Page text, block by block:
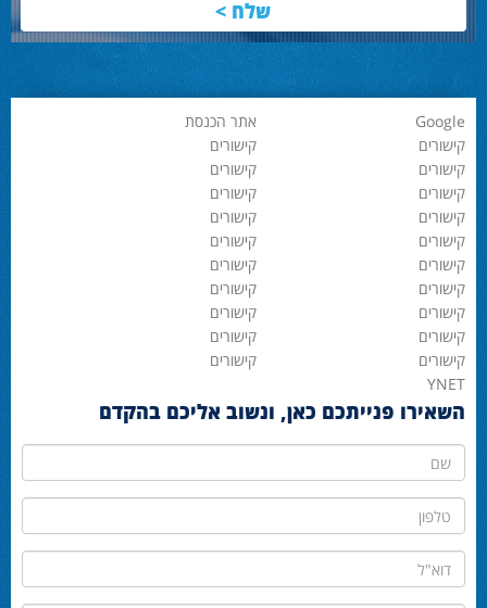
Google אתר הכנסת
YNET
קישורים קישורים
קישורים קישורים
קישורים קישורים
קישורים קישורים
קישורים קישורים
קישורים קישורים
קישורים קישורים
קישורים קישורים
קישורים קישורים
קישורים קישורים
השאירו פנייתכם כאן, ונשוב אליכם בהקדם
שם
טלפון
דוא"ל